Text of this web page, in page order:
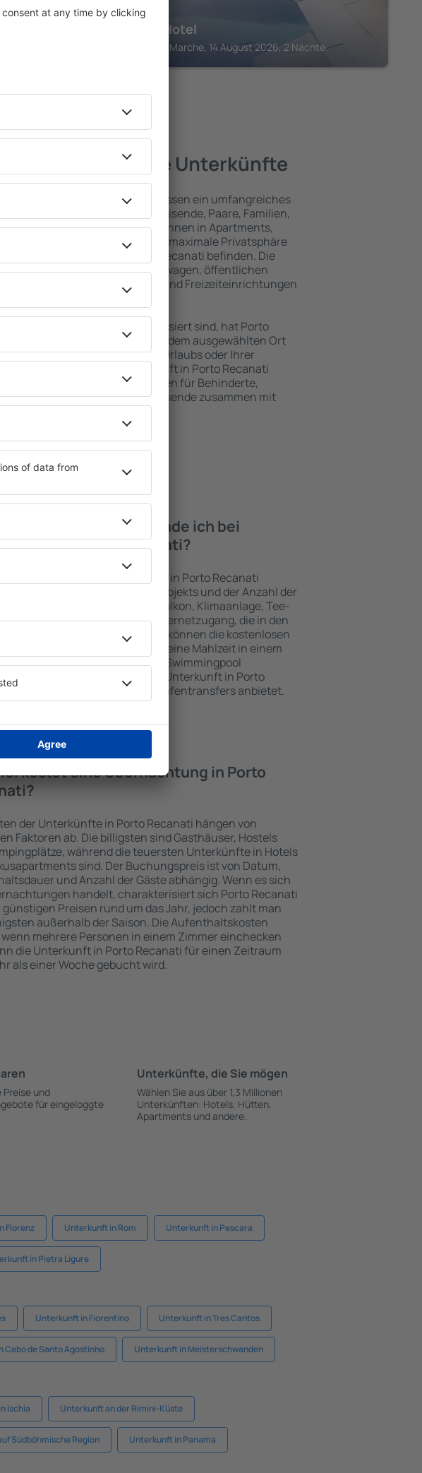
Palace Hotel
Civitanova Marche, 14 August 2026, 2 Nächte
Recanati
Recanati – beste Unterkünfte
in Porto Recanati umfassen ein umfangreiches
von vielen Objekten für Alleinreisende, Paare, Familien,
und Gruppen. Die Besucher können in Apartments,
Pensionen übernachten, die maximale Privatsphäre
sich im Zentrum von Porto Recanati befinden. Die
wie die Nähe zu Mietwagen, öffentlichen
Geschäften, Service- und Freizeiteinrichtungen
Garantie einer guten Erholung.
an Luxusunterkünften interessiert sind, hat Porto
ein breites Angebot für Sie. An dem ausgewählten Ort
alles, was Sie während Ihres Urlaubs oder Ihrer
benötigen. Die Unterkunft in Porto Recanati
Sie in Objekten mit Einrichtungen für Behinderte,
und Kleinkinder sowie für Reisende zusammen mit
Annehmlichkeiten finde ich bei
in Porto Recanati?
bei Unterkünften in Porto Recanati
von der Art des ausgewählten Objekts und der Anzahl der
ab. Gäste nutzen Küchenzeile, Balkon, Klimaanlage, Tee-
Handtücher und Internetzugang, die in den
verfügbar sind. Besucher können die kostenlosen
an der Unterkunft benutzen, eine Mahlzeit in einem
bestellen oder ein Hotel mit Swimmingpool
Sie können zusätzlich eine Unterkunft in Porto
buchen, die den Gästen Flughafentransfers anbietet.
kostet eine Übernachtung in Porto
der Unterkünfte in Porto Recanati hängen von
Faktoren ab. Die billigsten sind Gasthäuser, Hostels
während die teuersten Unterkünfte in Hotels
sind. Der Buchungspreis ist von Datum,
und Anzahl der Gäste abhängig. Wenn es sich
handelt, charakterisiert sich Porto Recanati
Preisen rund um das Jahr, jedoch zahlt man
außerhalb der Saison. Die Aufenthaltskosten
mehrere Personen in einem Zimmer einchecken
die Unterkunft in Porto Recanati für einen Zeitraum
als einer Woche gebucht wird.
und
für eingeloggte
Unterkünfte, die Sie mögen
Wählen Sie aus über 1,3 Millionen
Unterkünften: Hotels, Hütten,
Apartments und andere.
Florenz Unterkunft in Rom Unterkunft in Pescara
in Pietra Ligure
Unterkunft in Fiorentino Unterkunft in Tres Cantos
Cabo de Santo Agostinho Unterkunft in Meisterschwanden
Ischia Unterkunft an der Rimini-Küste
Südböhmische Region Unterkunft in Panama